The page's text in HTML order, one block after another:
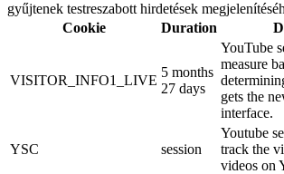
gyűjtenek testreszabott hirdetések
Cookie
Duration
VISITOR_INFO1_LIVE
5 months
27 days
YouTube
measure
gets the
interface.
YSC session
Youtube
track the
videos on